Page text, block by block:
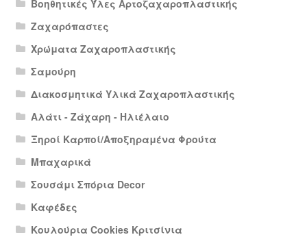
Βοηθητικές Ύλες Αρτοζαχαροπλαστικής
Ζαχαρόπαστες
Χρώματα Ζαχαροπλαστικής
Σαμούρη
Διακοσμητικά Υλικά Ζαχαροπλαστικής
Αλάτι - Ζάχαρη - Ηλιέλαιο
Ξηροί Καρποί/Αποξηραμένα Φρούτα
Μπαχαρικά
Σουσάμι Σπόρια Decor
Καφέδες
Κουλούρια Cookies Κριτσίνια